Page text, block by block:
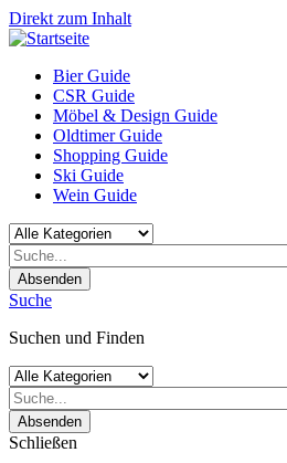
Direkt zum Inhalt
Bier Guide
CSR Guide
Möbel & Design Guide
Oldtimer Guide
Shopping Guide
Ski Guide
Wein Guide
Absenden
Suche
Suchen und Finden
Absenden
Schließen